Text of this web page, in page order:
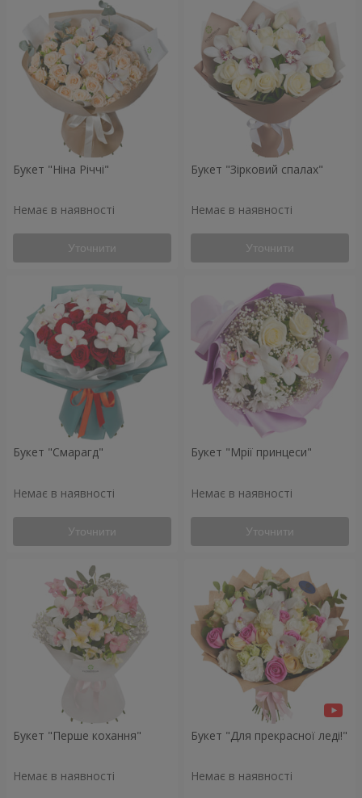
Букет "Ніна Річчі"
Немає в наявності
Уточнити
Букет "Зірковий спалах"
Немає в наявності
Уточнити
Букет "Смарагд"
Немає в наявності
Уточнити
Букет "Мрії принцеси"
Немає в наявності
Уточнити
Букет "Перше кохання"
Немає в наявності
Букет "Для прекрасної леді!"
Немає в наявності